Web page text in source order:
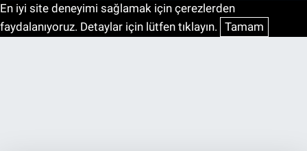
En iyi site deneyimi sağlamak için çerezlerden
faydalanıyoruz. Detaylar için lütfen tıklayın. Tamam